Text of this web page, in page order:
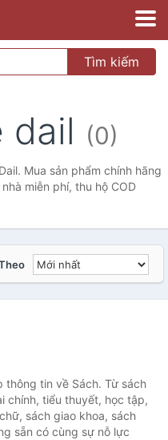
Tìm kiếm
dail (0)
Mua sản phẩm chính hãng
miễn phí, thu hộ COD
thông tin về Sách. Từ sách
chính, tiểu thuyết, học tập,
sách giao khoa, sách
sẵn có cùng sự nỗ lực